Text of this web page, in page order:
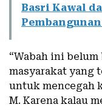
Basri Kawal
Pembangunan
“Wabah ini
masyarakat yang
untuk mencegah
M. Karena kalau